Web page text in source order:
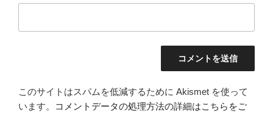
このサイトはスパムを低減するために Akismet を使って
います。
コメントデータの処理方法の詳細はこちらをご